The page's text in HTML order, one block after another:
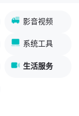
影音视频
系统工具
生活服务